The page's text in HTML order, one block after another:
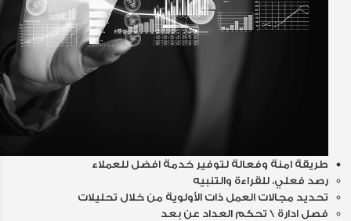
طريقة امنة وفعالة لتوفير خدمة افضل للعملاء
رصد فعلي، للقراءة والتنبيه
تحديد مجالات العمل ذات الأولوية من خلال تحليلات
فصل ادارة \ تحكم العداد عن بعد